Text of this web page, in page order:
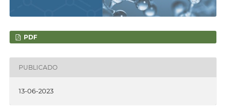
PDF
PUBLICADO
13-06-2023